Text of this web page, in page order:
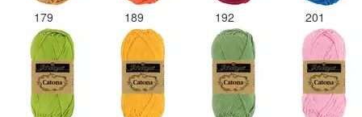
179 189 192 201